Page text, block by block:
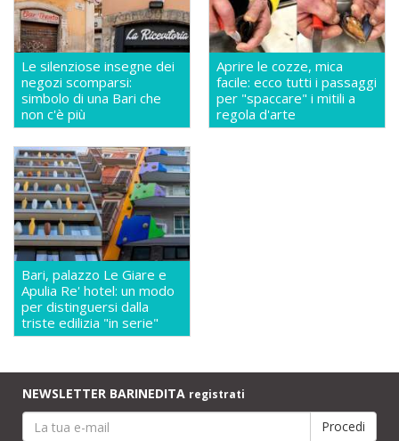
Le silenziose insegne dei
negozi scomparsi:
simbolo di una Bari che
non c'è più
Aprire le cozze, mica
facile: ecco tutti i passaggi
per "spaccare" i mitili a
regola d'arte
Bari, palazzo Le Giare e
Apulia Re' hotel: un modo
per distinguersi dalla
triste edilizia "in serie"
NEWSLETTER BARINEDITA registrati